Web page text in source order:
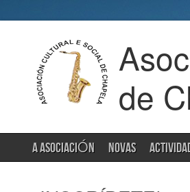
de
A ASOCIACIÓN NOVAS